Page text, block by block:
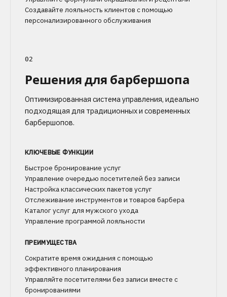
Создавайте лояльность клиентов с помощью
персонализированного обслуживания
02
Решения для барбершопа
Оптимизированная система управления, идеально
подходящая для традиционных и современных
барбершопов.
КЛЮЧЕВЫЕ ФУНКЦИИ
Быстрое бронирование услуг
Управление очередью посетителей без записи
Настройка классических пакетов услуг
Отслеживание инструментов и товаров барбера
Каталог услуг для мужского ухода
Управление программой лояльности
ПРЕИМУЩЕСТВА
Сократите время ожидания с помощью
эффективного планирования
Управляйте посетителями без записи вместе с
бронированиями